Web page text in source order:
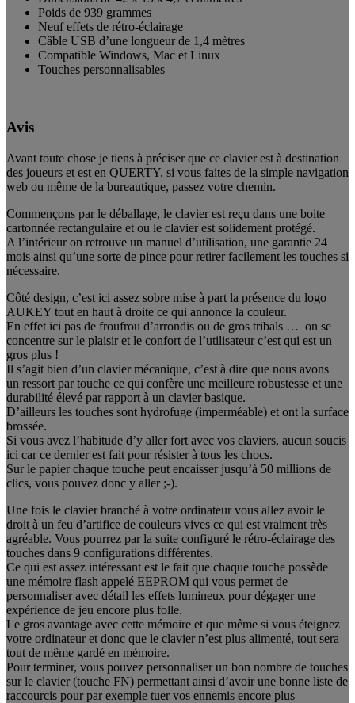
Poids de 939 grammes
Neuf effets de rétro-éclairage
Câble USB d’une longueur de 1,4 mètres
Compatible Windows, Mac et Linux
Touches personnalisables
Avis
Avant toute chose je tiens à préciser que ce clavier est à destination
des joueurs et est en QUERTY, si vous faites de la simple navigation
web ou même de la bureautique, passez votre chemin.
Commençons par le déballage, le clavier est reçu dans une boite
cartonnée rectangulaire et ou le clavier est solidement protégé.
A l’intérieur on retrouve un manuel d’utilisation, une garantie 24
mois ainsi qu’une sorte de pince pour retirer facilement les touches si
nécessaire.
Côté design, c’est ici assez sobre mise à part la présence du logo
AUKEY tout en haut à droite ce qui annonce la couleur.
En effet ici pas de froufrou d’arrondis ou de gros tribals … on se
concentre sur le plaisir et le confort de l’utilisateur c’est qui est un
gros plus !
Il s’agit bien d’un clavier mécanique, c’est à dire que nous avons
un ressort par touche ce qui confère une meilleure robustesse et une
durabilité élevé par rapport à un clavier basique.
D’ailleurs les touches sont hydrofuge (imperméable) et ont la surface
brossée.
Si vous avez l’habitude d’y aller fort avec vos claviers, aucun soucis
ici car ce dernier est fait pour résister à tous les chocs.
Sur le papier chaque touche peut encaisser jusqu’à 50 millions de
clics, vous pouvez donc y aller ;-).
Une fois le clavier branché à votre ordinateur vous allez avoir le
droit à un feu d’artifice de couleurs vives ce qui est vraiment très
agréable. Vous pourrez par la suite configuré le rétro-éclairage des
touches dans 9 configurations différentes.
Ce qui est assez intéressant est le fait que chaque touche possède
une mémoire flash appelé EEPROM qui vous permet de
personnaliser avec détail les effets lumineux pour dégager une
expérience de jeu encore plus folle.
Le gros avantage avec cette mémoire et que même si vous éteignez
votre ordinateur et donc que le clavier n’est plus alimenté, tout sera
tout de même gardé en mémoire.
Pour terminer, vous pouvez personnaliser un bon nombre de touches
sur le clavier (touche FN) permettant ainsi d’avoir une bonne liste de
raccourcis pour par exemple tuer vos ennemis encore plus